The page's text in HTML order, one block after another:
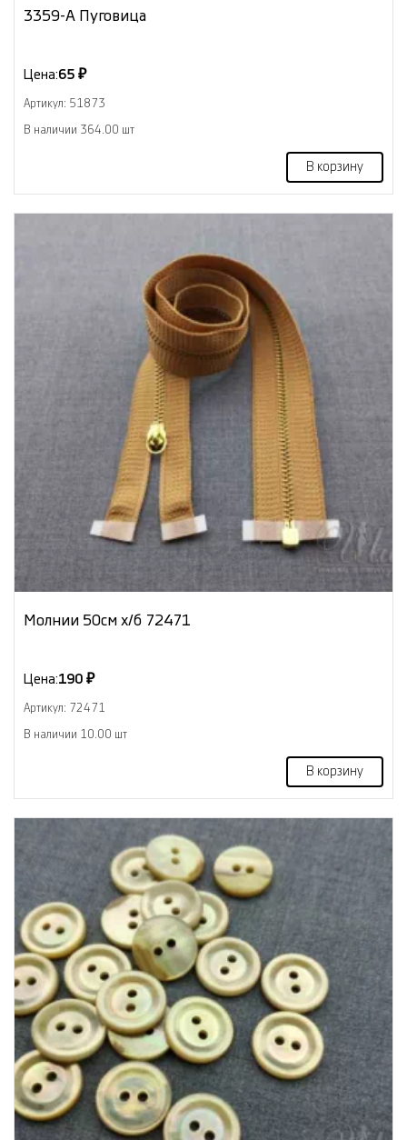
3359-А Пуговица
Цена:65 ₽
Артикул: 51873
В наличии 364.00 шт
В корзину
Молнии 50см х/б 72471
Цена:190 ₽
Артикул: 72471
В наличии 10.00 шт
В корзину